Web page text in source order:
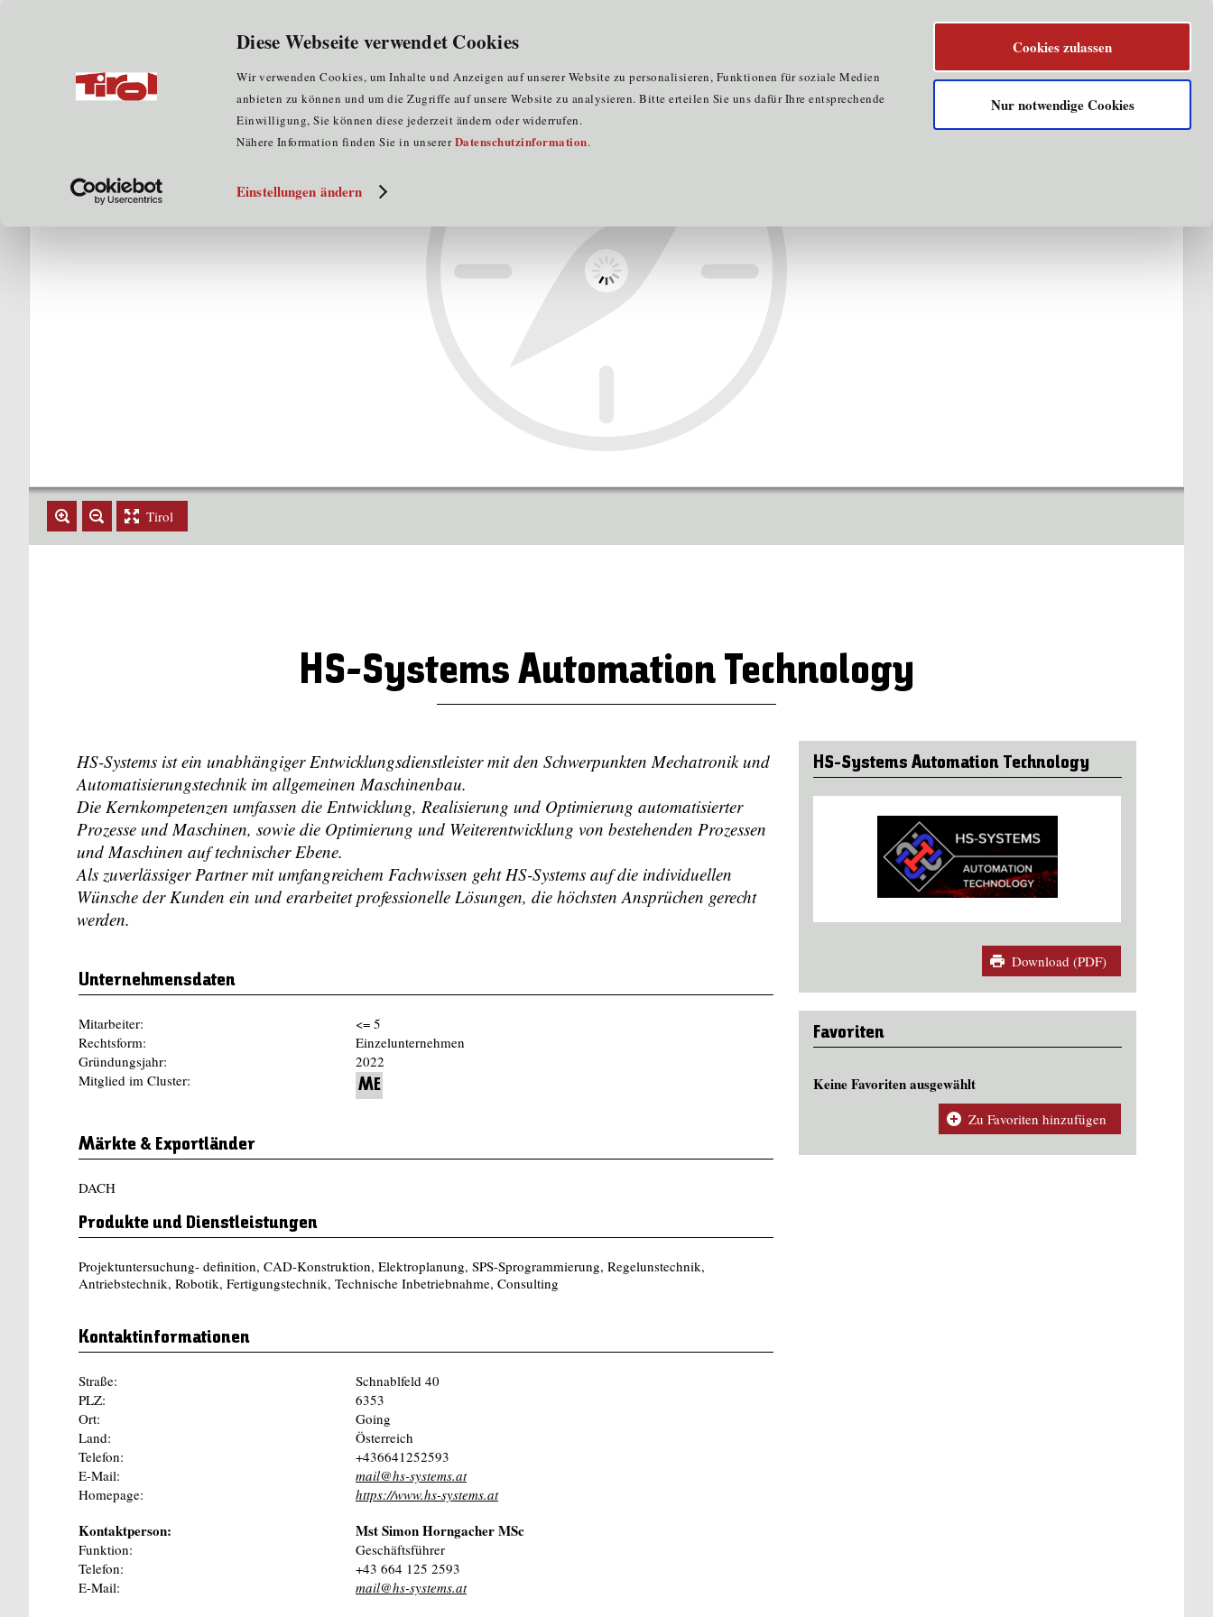
Diese Webseite verwendet Cookies
Wir verwenden Cookies, um Inhalte und Anzeigen auf unserer Website zu personalisieren, Funktionen für soziale Medien
anbieten zu können und um die Zugriffe auf unsere Website zu analysieren. Bitte erteilen Sie uns dafür Ihre entsprechende
Einwilligung, Sie können diese jederzeit ändern oder widerrufen.
Nähere Information finden Sie in unsererDatenschutzinformation.
Einstellungen ändern
Cookies zulassen
Nur notwendige Cookies
Home für Clustermitglieder
Tirol
HS-Systems Automation Technology
HS-Systems Automation Technology
Download (PDF)
Favoriten
Keine Favoriten ausgewählt
Zu Favoriten hinzufügen
HS-Systems ist ein unabhängiger Entwicklungsdienstleister mit den Schwerpunkten Mechatronik und
Automatisierungstechnik im allgemeinen Maschinenbau.
Die Kernkompetenzen umfassen die Entwicklung, Realisierung und Optimierung automatisierter
Prozesse und Maschinen, sowie die Optimierung und Weiterentwicklung von bestehenden Prozessen
und Maschinen auf technischer Ebene.
Als zuverlässiger Partner mit umfangreichem Fachwissen geht HS-Systems auf die individuellen
Wünsche der Kunden ein und erarbeitet professionelle Lösungen, die höchsten Ansprüchen gerecht
werden.
Unternehmensdaten
Mitarbeiter:
<= 5
Rechtsform:
Einzelunternehmen
Gründungsjahr:
2022
Mitglied im Cluster:
ME
Märkte & Exportländer
DACH
Produkte und Dienstleistungen
Projektuntersuchung- definition, CAD-Konstruktion, Elektroplanung, SPS-Sprogrammierung, Regelunstechnik,
Antriebstechnik, Robotik, Fertigungstechnik, Technische Inbetriebnahme, Consulting
Kontaktinformationen
Straße:
Schnablfeld 40
PLZ:
6353
Ort:
Going
Land:
Österreich
Telefon:
+436641252593
E-Mail:
mail@hs-systems.at
Homepage:
https://www.hs-systems.at
Kontaktperson: Mst Simon Horngacher MSc
Funktion:
Geschäftsführer
Telefon:
+43 664 125 2593
E-Mail:
mail@hs-systems.at